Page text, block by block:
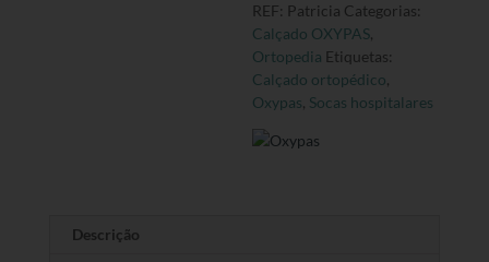
REF: Patricia Categorias:
Calçado OXYPAS,
Ortopedia Etiquetas:
Calçado ortopédico,
Oxypas, Socas hospitalares
Descrição